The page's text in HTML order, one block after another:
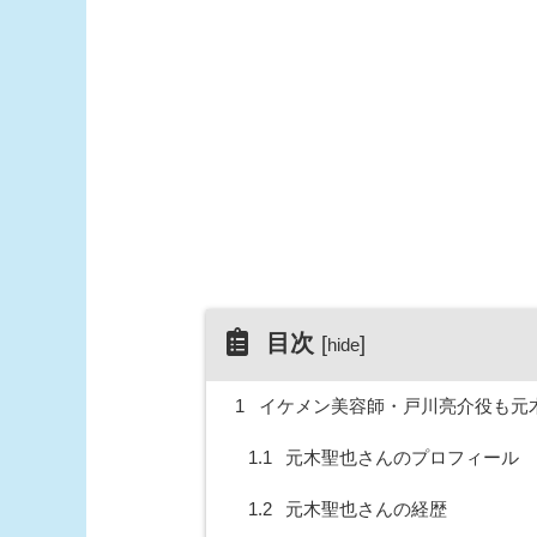
目次 [hide]
1 イケメン美容師・戸川亮介役も元
1.1 元木聖也さんのプロフィール
1.2 元木聖也さんの経歴